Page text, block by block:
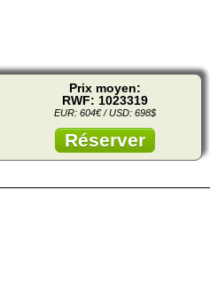
Prix moyen:
RWF: 1023319
EUR: 604€ / USD: 698$
Réserver